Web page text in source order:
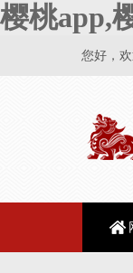
樱桃app,
您好